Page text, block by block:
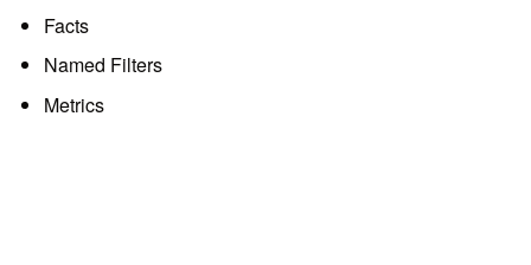
Facts
Named Filters
Metrics